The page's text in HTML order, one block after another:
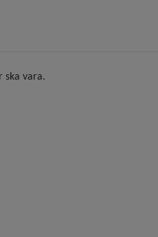
ska vara.